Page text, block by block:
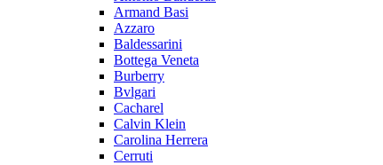
Armand Basi
Azzaro
Baldessarini
Bottega Veneta
Burberry
Bvlgari
Cacharel
Calvin Klein
Carolina Herrera
Cerruti